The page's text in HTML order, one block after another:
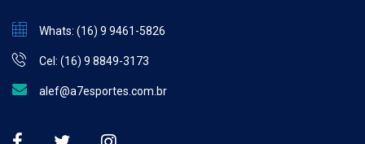
Whats: (16) 9 9461-5826
Cel: (16) 9 8849-3173
alef@a7esportes.com.br